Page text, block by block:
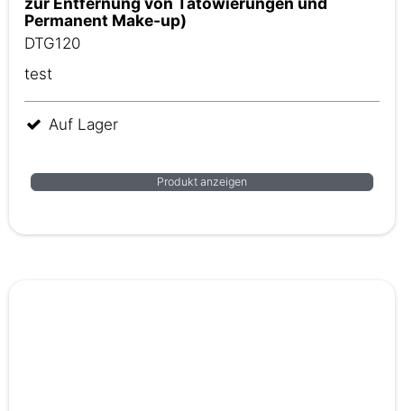
Permanent Make-up)
DTG120
test
Auf Lager
Produkt anzeigen